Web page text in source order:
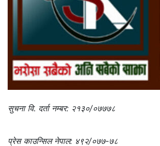
सुचना वि. दर्ता नम्बर: २१३०/०७७७८
प्रेस काउन्सिल नेपाल: ४९२/०७७-७८